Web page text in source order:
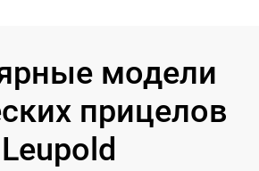
модели
прицелов
Leupold